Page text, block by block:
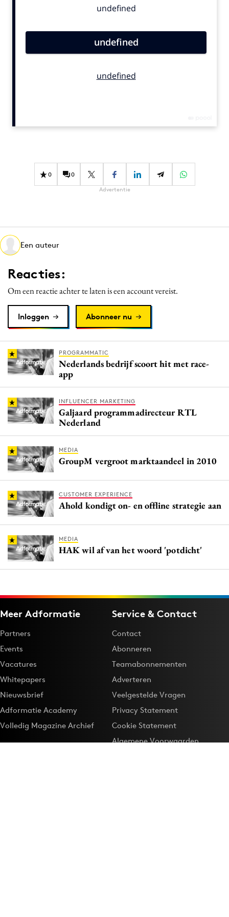
Contentmarketing
Effectiviteit
Gedragsverandering
Martech
Media
Merkstrategie
PR
Programmatic
Reputatie & crisis
0 0
Advertentie
Een auteur
Reacties:
Om een reactie achter te laten is een account vereist.
Inloggen Abonneer nu
PROGRAMMATIC
Nederlands bedrijf scoort hit met race-
app
INFLUENCER MARKETING
Galjaard programmadirecteur RTL
Nederland
MEDIA
GroupM vergroot marktaandeel in 2010
CUSTOMER EXPERIENCE
Ahold kondigt on- en offline strategie aan
MEDIA
HAK wil af van het woord 'potdicht'
Meer Adformatie
Partners
Events
Vacatures
Whitepapers
Nieuwsbrief
Adformatie Academy
Volledig Magazine Archief
Service & Contact
Contact
Abonneren
Teamabonnementen
Adverteren
Veelgestelde Vragen
Privacy Statement
Cookie Statement
Algemene Voorwaarden